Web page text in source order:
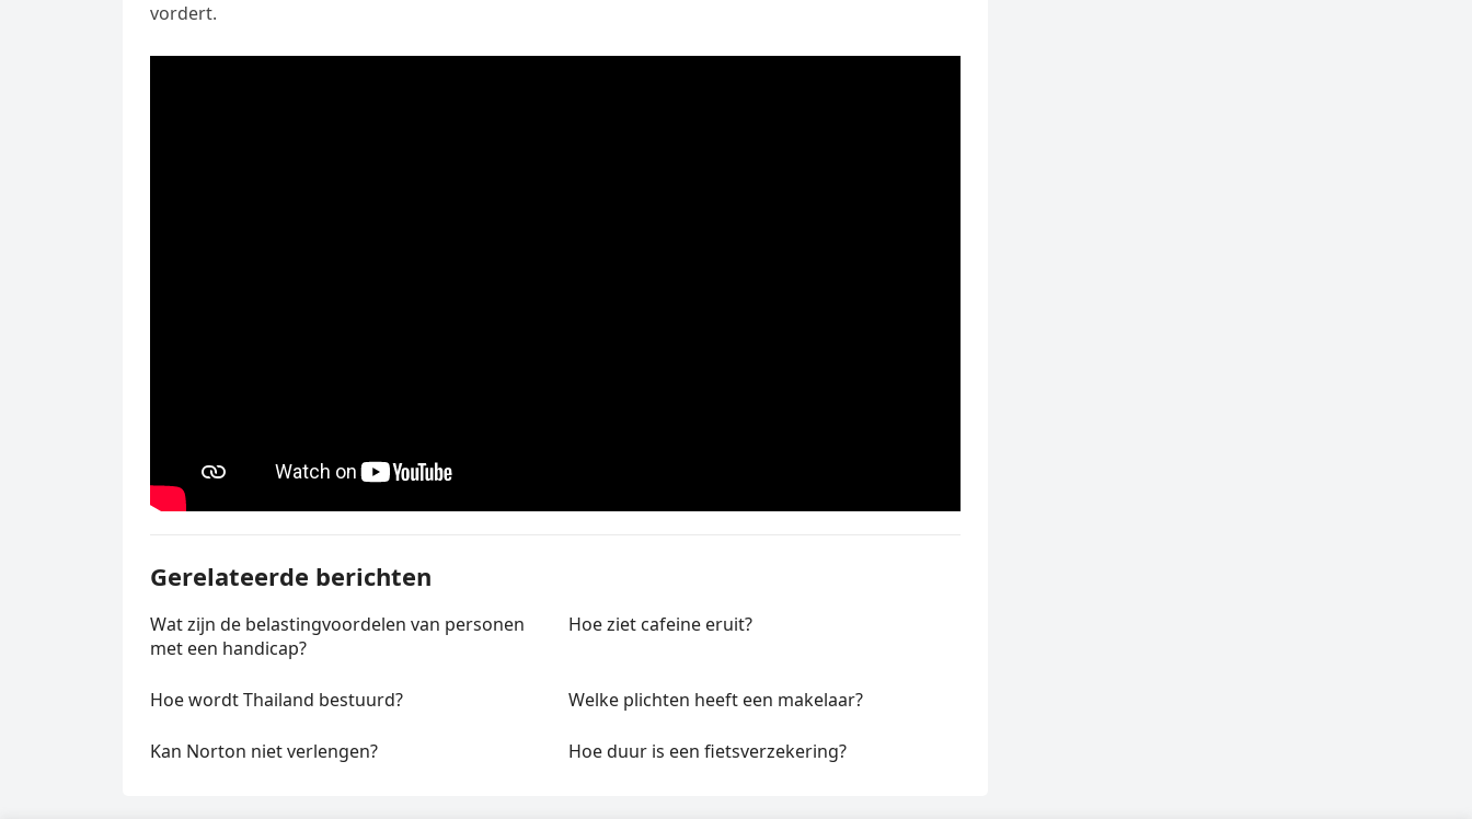
vordert.
Gerelateerde berichten
Wat zijn de belastingvoordelen van personen
met een handicap?
Hoe ziet cafeine eruit?
Hoe wordt Thailand bestuurd? Welke plichten heeft een makelaar?
Kan Norton niet verlengen? Hoe duur is een fietsverzekering?